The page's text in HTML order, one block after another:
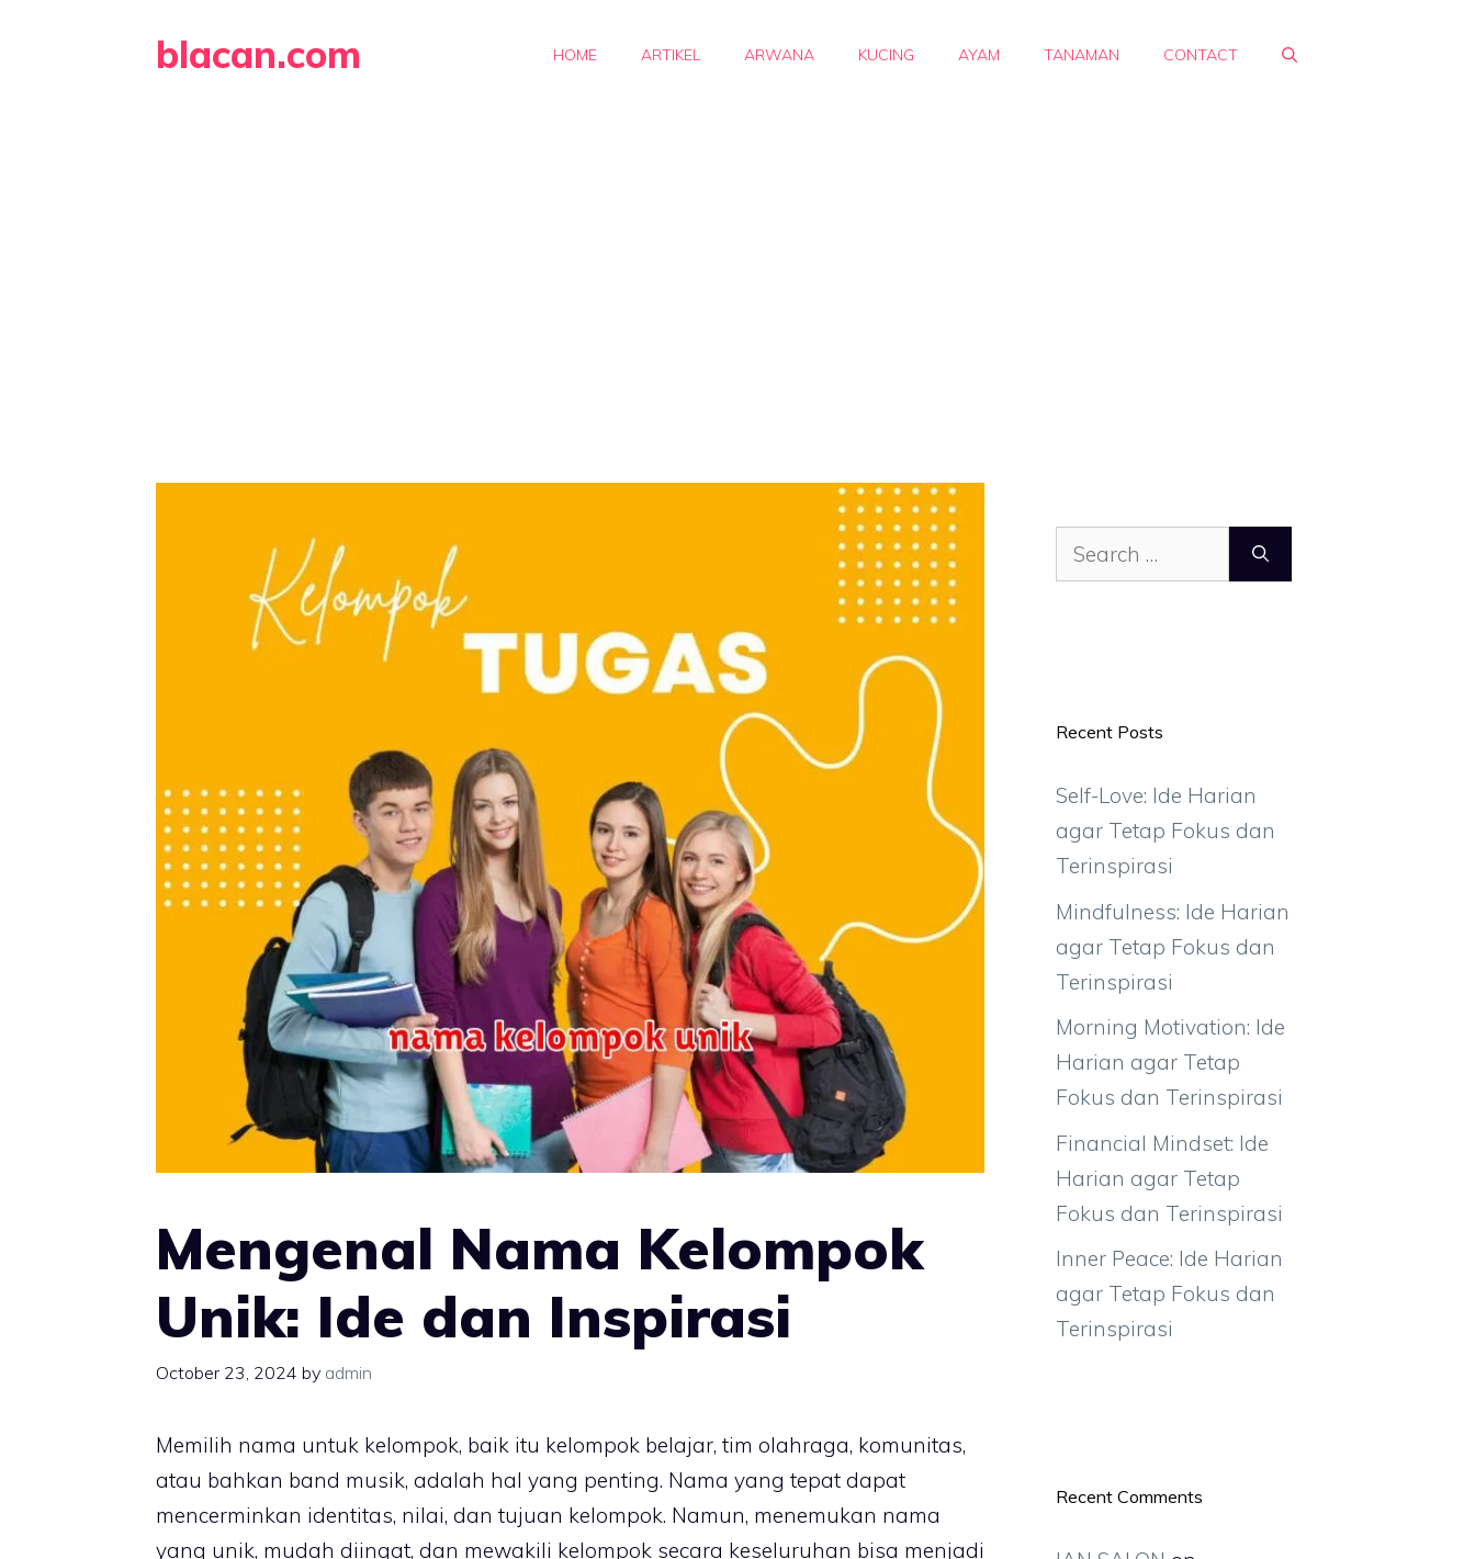
blacan.com HOME ARTIKEL ARWANA KUCING AYAM TANAMAN CONTACT
Mengenal Nama Kelompok
Unik: Ide dan Inspirasi
October 23, 2024 by admin
Memilih nama untuk kelompok, baik itu kelompok belajar, tim olahraga, komunitas,
atau bahkan band musik, adalah hal yang penting. Nama yang tepat dapat
mencerminkan identitas, nilai, dan tujuan kelompok. Namun, menemukan nama
yang unik, mudah diingat, dan mewakili kelompok secara keseluruhan bisa menjadi
Search
for:
Recent Posts
Self-Love: Ide Harian
agar Tetap Fokus dan
Terinspirasi
Mindfulness: Ide Harian
agar Tetap Fokus dan
Terinspirasi
Morning Motivation: Ide
Harian agar Tetap
Fokus dan Terinspirasi
Financial Mindset: Ide
Harian agar Tetap
Fokus dan Terinspirasi
Inner Peace: Ide Harian
agar Tetap Fokus dan
Terinspirasi
Recent Comments